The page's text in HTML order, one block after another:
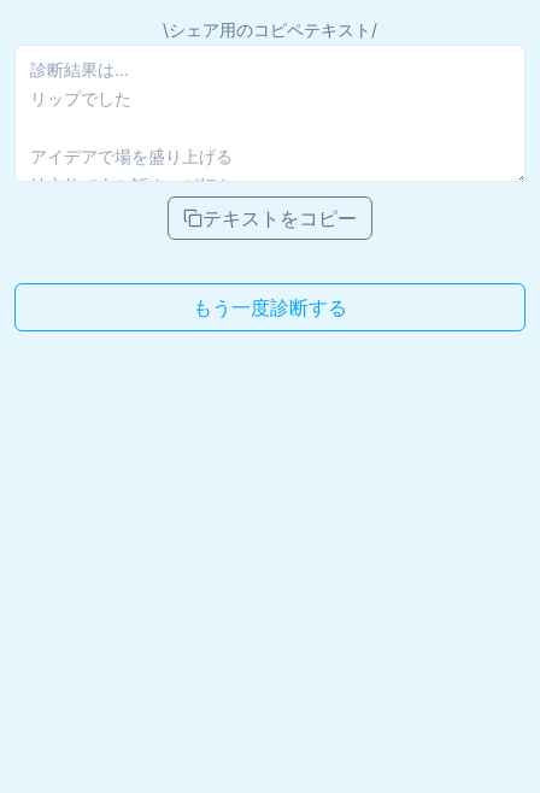
\シェア用のコピペテキスト/
テキストをコピー
もう一度診断する